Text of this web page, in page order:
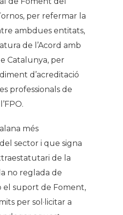
per refermar la
ambdues entitats,
de l’Acord amb
Catalunya, per
d’acreditació
professionals de
més
sector i que signa
de la
no reglada de
el suport de Foment,
per sol·licitar a